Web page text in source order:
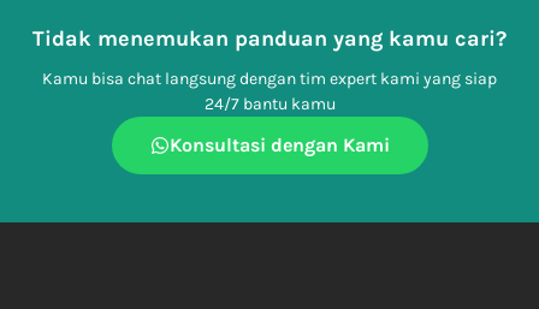
Tidak menemukan panduan yang kamu cari?
Kamu bisa chat langsung dengan tim expert kami yang siap
24/7 bantu kamu
Konsultasi dengan Kami